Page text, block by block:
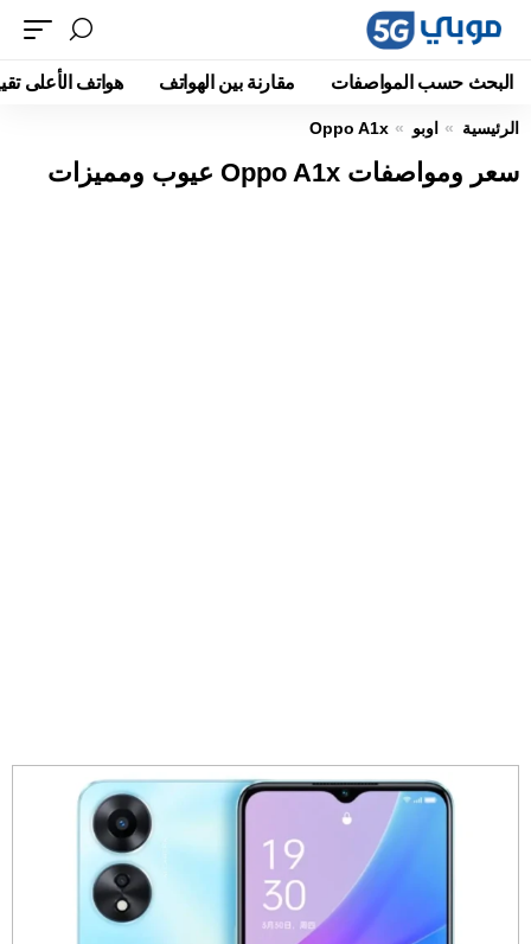
البحث حسب المواصفات مقارنة بين الهواتف هواتف الأعلى
الرئيسية اوبو Oppo A1x
سعر ومواصفات Oppo A1x عيوب ومميزات